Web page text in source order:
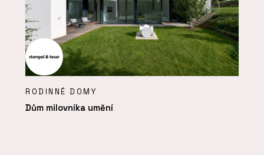
RODINNÉ DOMY
Dům milovníka umění